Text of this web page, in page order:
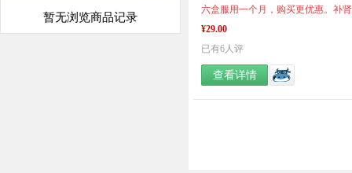
暂无浏览商品记录
¥29.00
已有6人评
查看详情